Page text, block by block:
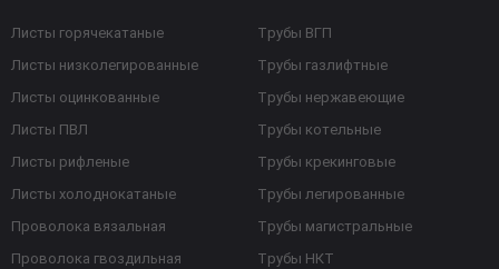
Листы горячекатаные
Листы низколегированные
Листы оцинкованные
Листы ПВЛ
Листы рифленые
Листы холоднокатаные
Проволока вязальная
Проволока гвоздильная
Трубы ВГП
Трубы газлифтные
Трубы нержавеющие
Трубы котельные
Трубы крекинговые
Трубы легированные
Трубы магистральные
Трубы НКТ